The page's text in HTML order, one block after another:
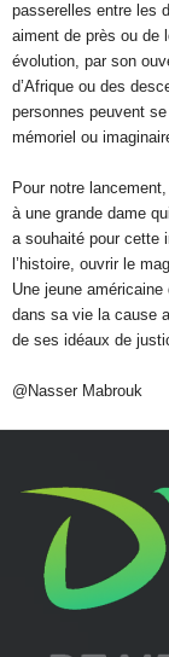
passerelles entre les
aiment de près ou de
évolution, par son
d’Afrique ou des
personnes peuvent
mémoriel ou
Pour notre
à une grande dame
a souhaité pour cette
l’histoire, ouvrir le
Une jeune
dans sa vie la cause
de ses idéaux de
@Nasser Mabrouk